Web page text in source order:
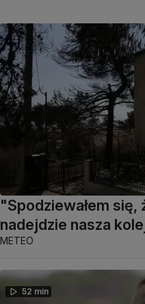
"Spodziewałem się,
nadejdzie nasza
METEO
52 min